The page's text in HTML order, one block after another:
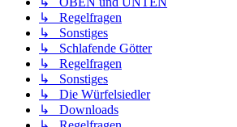
↳ Regelfragen
↳ Sonstiges
↳ Schlafende Götter
↳ Regelfragen
↳ Sonstiges
↳ Die Würfelsiedler
↳ Downloads